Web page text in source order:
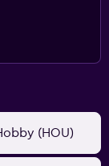
(HOU)